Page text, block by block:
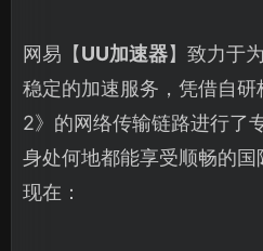
网易【UU加速器】致力于
稳定的加速服务，凭借自
2》的网络传输链路进行了
身处何地都能享受顺畅的
现在：